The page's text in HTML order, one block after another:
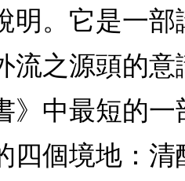
明。它是一
流之源頭的
》中最短的
四個境地：